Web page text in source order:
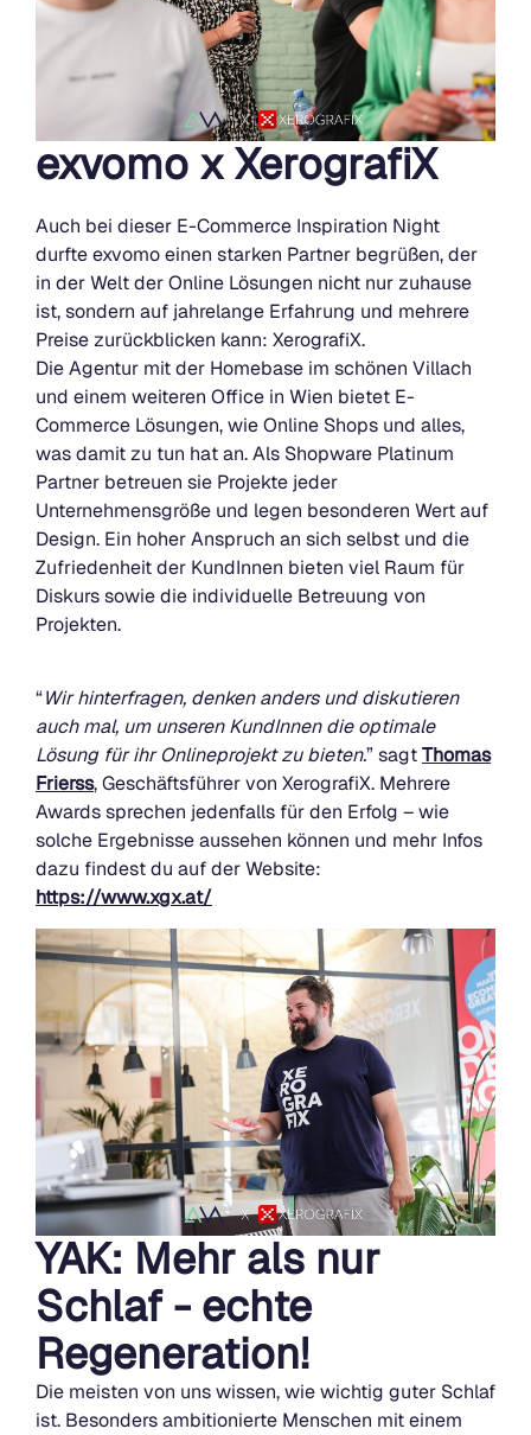
exvomo x XerografiX
Auch bei dieser E-Commerce Inspiration Night
durfte exvomo einen starken Partner begrüßen, der
in der Welt der Online Lösungen nicht nur zuhause
ist, sondern auf jahrelange Erfahrung und mehrere
Preise zurückblicken kann: XerografiX.
Die Agentur mit der Homebase im schönen Villach
und einem weiteren Office in Wien bietet E-
Commerce Lösungen, wie Online Shops und alles,
was damit zu tun hat an. Als Shopware Platinum
Partner betreuen sie Projekte jeder
Unternehmensgröße und legen besonderen Wert auf
Design. Ein hoher Anspruch an sich selbst und die
Zufriedenheit der KundInnen bieten viel Raum für
Diskurs sowie die individuelle Betreuung von
Projekten.
“Wir hinterfragen, denken anders und diskutieren
auch mal, um unseren KundInnen die optimale
Lösung für ihr Onlineprojekt zu bieten.” sagtThomas
Frierss, Geschäftsführer von XerografiX. Mehrere
Awards sprechen jedenfalls für den Erfolg – wie
solche Ergebnisse aussehen können und mehr Infos
dazu findest du auf der Website:
https://www.xgx.at/
YAK: Mehr als nur
Schlaf - echte
Regeneration!
Die meisten von uns wissen, wie wichtig guter Schlaf
ist. Besonders ambitionierte Menschen mit einem